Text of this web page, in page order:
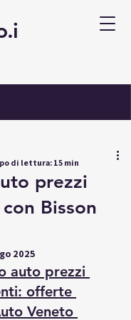
prezzi
Bisson
di lettura: 15 min
2025
auto prezzi
offerte
Veneto